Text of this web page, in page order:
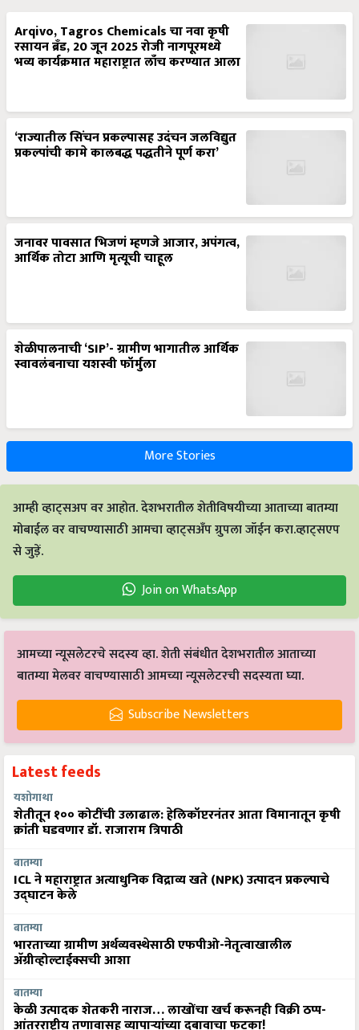
रसायन ब्रँड, 20 जून 2025 रोजी नागपूरमध्ये
भव्य कार्यक्रमात महाराष्ट्रात लाँच करण्यात आला
‘राज्यातील सिंचन प्रकल्पासह उदंचन जलविद्युत
प्रकल्पांची कामे कालबद्ध पद्धतीने पूर्ण करा’
आर्थिक तोटा आणि मृत्यूची चाहूल
शेळीपालनाची ‘SIP’- ग्रामीण भागातील आर्थिक
स्वावलंबनाचा यशस्वी फॉर्मुला
More Stories
मोबाईल वर वाचण्यासाठी आमचा व्हाट्सअँप ग्रुपला जॉईन करा.व्हाट्सएप
से जुड़ें.
Join on WhatsApp
बातम्या मेलवर वाचण्यासाठी आमच्या न्यूसलेटरची सदस्यता घ्या.
Subscribe Newsletters
यशोगाथा
शेतीतून १०० कोटींची उलाढाल: हेलिकॉप्टरनंतर आता विमानातून कृषी
क्रांती घडवणार डॉ. राजाराम त्रिपाठी
ICL ने महाराष्ट्रात अत्याधुनिक विद्राव्य खते (NPK) उत्पादन प्रकल्पाचे
उद्घाटन केले
भारताच्या ग्रामीण अर्थव्यवस्थेसाठी एफपीओ-नेतृत्वाखालील
अ‍ॅग्रीव्होल्टाईक्सची आशा
केळी उत्पादक शेतकरी नाराज… लाखोंचा खर्च करूनही विक्री ठप्प-
आंतरराष्ट्रीय तणावासह व्यापाऱ्यांच्या दबावाचा फटका!